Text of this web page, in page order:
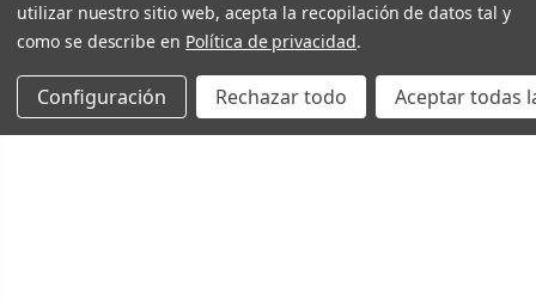
utilizar nuestro sitio web, acepta la recopilación de datos tal y
como se describe en Política de privacidad.
Configuración Rechazar todo Aceptar todas